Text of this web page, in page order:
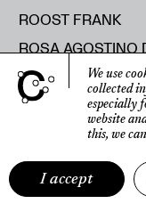
ROOST FRANK
ROSA AGOSTINO
ROSELLI SISSI
ROSIŃSKA
ROTBARD
ROUX HANNAH LE
RUKSZA
We use
collected
especially
website
this, we
I accept